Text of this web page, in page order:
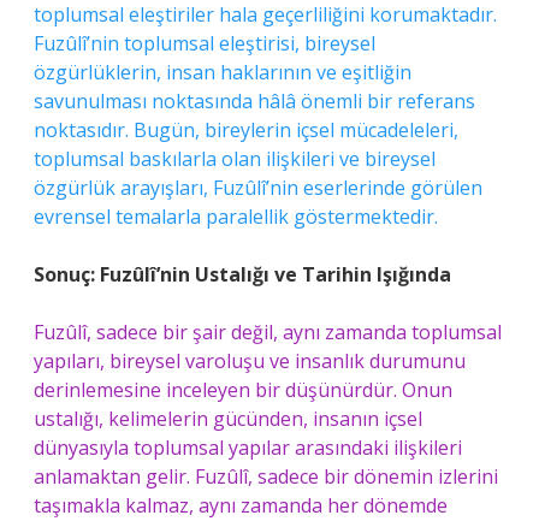
toplumsal eleştiriler hala geçerliliğini korumaktadır.
Fuzûlî’nin toplumsal eleştirisi, bireysel
özgürlüklerin, insan haklarının ve eşitliğin
savunulması noktasında hâlâ önemli bir referans
noktasıdır. Bugün, bireylerin içsel mücadeleleri,
toplumsal baskılarla olan ilişkileri ve bireysel
özgürlük arayışları, Fuzûlî’nin eserlerinde görülen
evrensel temalarla paralellik göstermektedir.
Sonuç: Fuzûlî’nin Ustalığı ve Tarihin Işığında
Fuzûlî, sadece bir şair değil, aynı zamanda toplumsal
yapıları, bireysel varoluşu ve insanlık durumunu
derinlemesine inceleyen bir düşünürdür. Onun
ustalığı, kelimelerin gücünden, insanın içsel
dünyasıyla toplumsal yapılar arasındaki ilişkileri
anlamaktan gelir. Fuzûlî, sadece bir dönemin izlerini
taşımakla kalmaz, aynı zamanda her dönemde